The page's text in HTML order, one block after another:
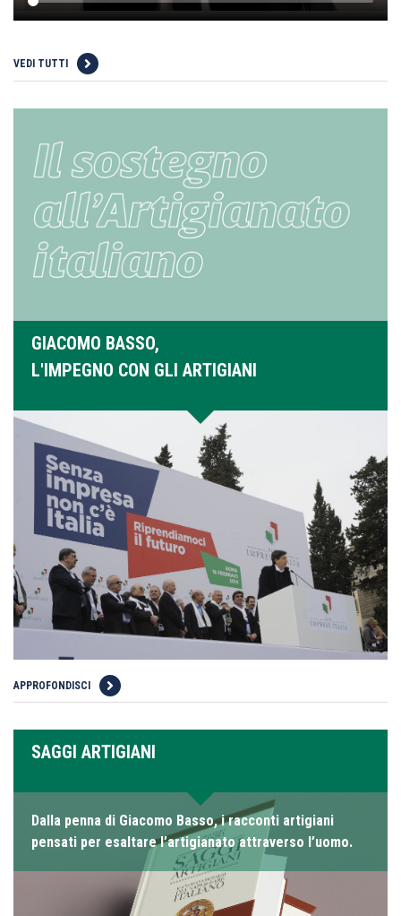
VEDI TUTTI
GIACOMO BASSO,
L'IMPEGNO CON GLI ARTIGIANI
APPROFONDISCI
SAGGI ARTIGIANI
Dalla penna di Giacomo Basso, i racconti artigiani
pensati per esaltare l’artigianato attraverso l’uomo.